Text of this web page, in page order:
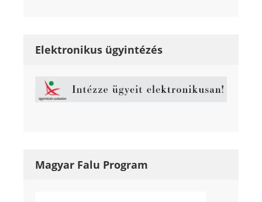
Elektronikus ügyintézés
Magyar Falu Program